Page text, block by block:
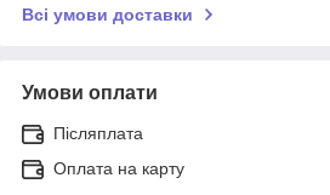
Всі умови доставки
Умови оплати
Післяплата
Оплата на карту